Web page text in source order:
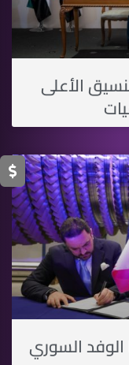
الأعلى
السوري